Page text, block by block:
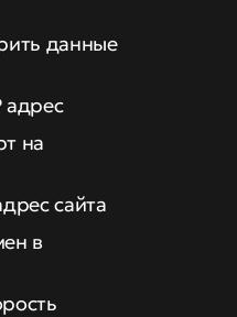
данные
адрес
на
сайта
в